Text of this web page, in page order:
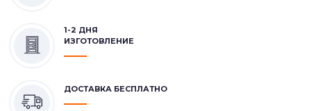
1-2 ДНЯ
ИЗГОТОВЛЕНИЕ
ДОСТАВКА БЕСПЛАТНО